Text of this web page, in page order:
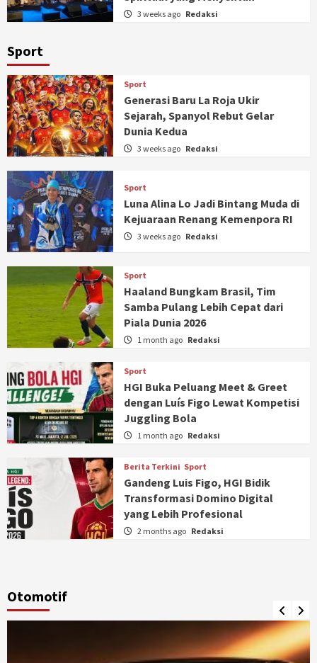
3 weeks ago Redaksi
Sport
Sport
Generasi Baru La Roja Ukir
Sejarah, Spanyol Rebut Gelar
Dunia Kedua
3 weeks ago Redaksi
Sport
Luna Alina Lo Jadi Bintang Muda di
Kejuaraan Renang Kemenpora RI
3 weeks ago Redaksi
Sport
Haaland Bungkam Brasil, Tim
Samba Pulang Lebih Cepat dari
Piala Dunia 2026
1 month ago Redaksi
Sport
HGI Buka Peluang Meet & Greet
dengan Luís Figo Lewat Kompetisi
Juggling Bola
1 month ago Redaksi
Berita Terkini Sport
Gandeng Luis Figo, HGI Bidik
Transformasi Domino Digital
yang Lebih Profesional
2 months ago Redaksi
Otomotif